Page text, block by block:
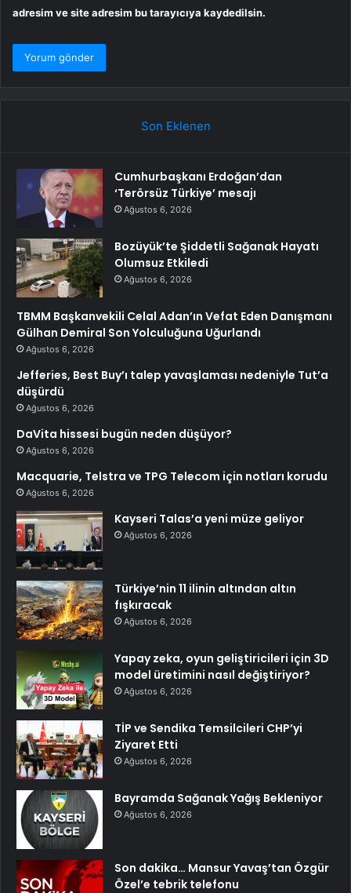
adresim ve site adresim bu tarayıcıya kaydedilsin.
Son Eklenen
Cumhurbaşkanı Erdoğan’dan
‘Terörsüz Türkiye’ mesajı
Ağustos 6, 2026
Bozüyük’te Şiddetli Sağanak Hayatı
Olumsuz Etkiledi
Ağustos 6, 2026
TBMM Başkanvekili Celal Adan’ın Vefat Eden Danışmanı
Gülhan Demiral Son Yolculuğuna Uğurlandı
Ağustos 6, 2026
Jefferies, Best Buy’ı talep yavaşlaması nedeniyle Tut’a
düşürdü
Ağustos 6, 2026
DaVita hissesi bugün neden düşüyor?
Ağustos 6, 2026
Macquarie, Telstra ve TPG Telecom için notları korudu
Ağustos 6, 2026
Kayseri Talas’a yeni müze geliyor
Ağustos 6, 2026
Türkiye’nin 11 ilinin altından altın
fışkıracak
Ağustos 6, 2026
Yapay zeka, oyun geliştiricileri için 3D
model üretimini nasıl değiştiriyor?
Ağustos 6, 2026
TİP ve Sendika Temsilcileri CHP’yi
Ziyaret Etti
Ağustos 6, 2026
Bayramda Sağanak Yağış Bekleniyor
Ağustos 6, 2026
Son dakika… Mansur Yavaş’tan Özgür
Özel’e tebrik telefonu